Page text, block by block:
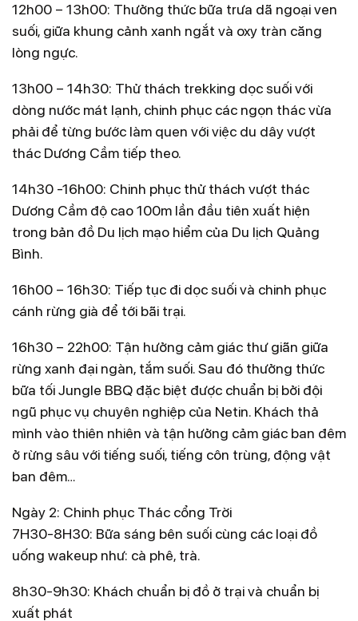
tinh không, ngắm những ngọn núi xanh hùng vĩ điệp
trùng cao tầm mây trắng. Họ dấn thân ngủ lều
chuyên dụng giữa hoang vu đại ngàn, trekking chinh
phục rừng núi nguyên sinh, vẫy vùng tắm táp trên
dòng suối thác Tóc Tiên, ăn các món sản vật bản
địa… Và điểm nhấn đặc biệt của chuyến trải nghiệm là
đu dây mạo hiểm, chinh phục thác Dương Cầm cao
Khu dự trữ Thiên nhiên Động Châu Khe Nước Trong
là địa điểm du lịch mới tại Quảng Bình. Hành trình
chinh phục những ngọn thác và đắm mình giữa rừng
thác Tóc Tiên, Cổng Trời và Thác Dương Cầm
ngọn thác ngược dòng.
Đu dây vượt thác ( cayoning) 100m, lần đầu tiên ở
Quảng Bình.
Khám phá cảnh sắc thiên nhiên hoang dã còn
nguyên sơ, hùng vĩ miền Tây Nam Quảng Bình.
Hiểu biết sâu về sự đa dạng sinh học, cơ hội được
thấy các loại động vật hoang dã nằm trong Danh
sâu trong rừng già hàng trăm năm tuổi.
Thỏa thích bơi lội trong dòng suối trong vắt, mát
lạnh; cùng được setup với bữa trưa cực chill bên suối
giữa màu xanh ngát của rừng đại ngàn.
Cắm trại trong rừng sâu
12h00 – 13h00: Thưởng thức bữa trưa dã ngoại ven
suối, giữa khung cảnh xanh ngắt và oxy tràn căng
lòng ngực.
13h00 – 14h30: Thử thách trekking dọc suối với
dòng nước mát lạnh, chinh phục các ngọn thác vừa
phải để từng bước làm quen với việc du dây vượt
thác Dương Cầm tiếp theo.
14h30 -16h00: Chinh phục thử thách vượt thác
Dương Cầm độ cao 100m lần đầu tiên xuất hiện
trong bản đồ Du lịch mạo hiểm của Du lịch Quảng
Bình.
16h00 – 16h30: Tiếp tục đi dọc suối và chinh phục
cánh rừng già để tới bãi trại.
16h30 – 22h00: Tận hưởng cảm giác thư giãn giữa
rừng xanh đại ngàn, tắm suối. Sau đó thưởng thức
bữa tối Jungle BBQ đặc biệt được chuẩn bị bởi đội
ngũ phục vụ chuyên nghiệp của Netin. Khách thả
mình vào thiên nhiên và tận hưởng cảm giác ban đêm
ở rừng sâu với tiếng suối, tiếng côn trùng, động vật
ban đêm…
Ngày 2: Chinh phục Thác cổng Trời
7H30-8H30: Bữa sáng bên suối cùng các loại đồ
uống wakeup như: cà phê, trà.
8h30-9h30: Khách chuẩn bị đồ ở trại và chuẩn bị
xuất phát